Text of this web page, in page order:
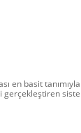
en basit
gerçekleştiren